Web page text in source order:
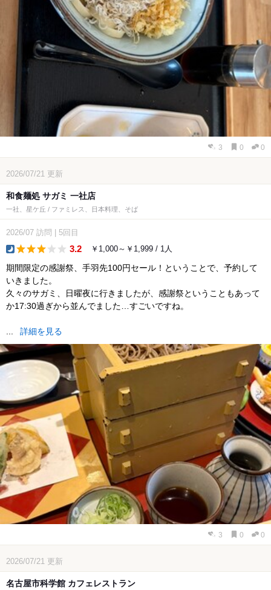
3 0 0
2026/07/21 更新
和食麺処 サガミ 一社店
一社、星ケ丘 / ファミレス、日本料理、そば
2026/07 訪問 5回目
3.2 ￥1,000～￥1,999 / 1人
期間限定の感謝祭、手羽先100円セール！ということで、予約して
いきました。
久々のサガミ、日曜夜に行きましたが、感謝祭ということもあって
か17:30過ぎから並んでました…すごいですね。
詳細を見る
3 0 0
2026/07/21 更新
名古屋市科学館 カフェレストラン